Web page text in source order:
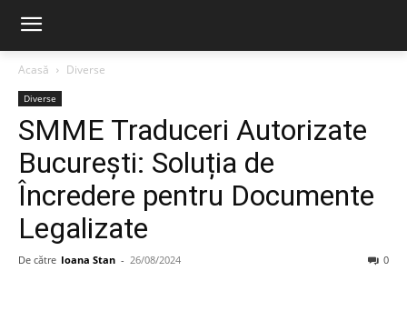
Acasă Diverse
Diverse
SMME Traduceri Autorizate
București: Soluția de
Încredere pentru Documente
Legalizate
De către Ioana Stan - 26/08/2024 0